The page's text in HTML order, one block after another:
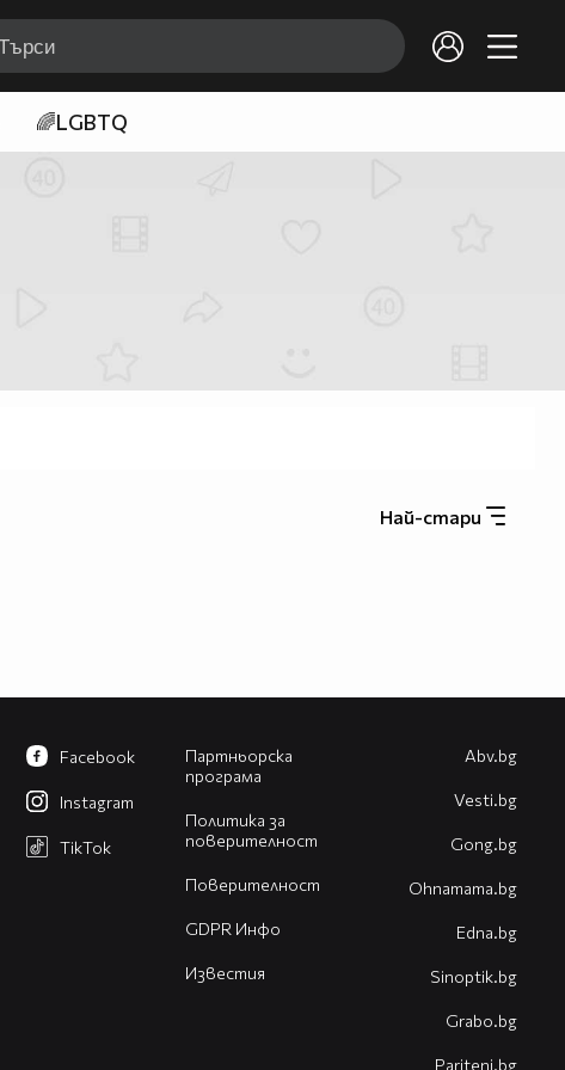
🌈LGBTQ
Най-стари
Партньорска
програма
Политика за
поверителност
Поверителност
GDPR Инфо
Известия
Facebook
Instagram
TikTok
Abv.bg
Vesti.bg
Gong.bg
Оhnamama.bg
Edna.bg
Sinoptik.bg
Grabo.bg
Pariteni.bg